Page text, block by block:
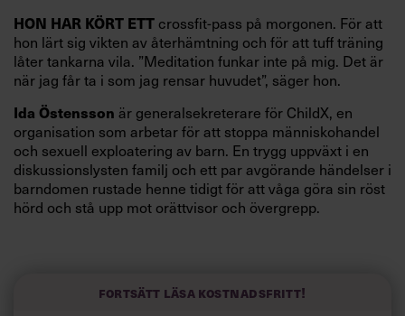
HON HAR KÖRT ETT crossfit-pass på morgonen. För att
hon lärt sig vikten av återhämtning och för att tuff träning
låter tankarna vila. ”Meditation funkar inte på mig. Det är
när jag får ta i som jag rensar huvudet”, säger hon.
Ida Östensson är generalsekreterare för ChildX, en
organisation som arbetar för att stoppa människohandel
och sexuell exploatering av barn. En trygg uppväxt i en
diskussionslysten familj och ett par avgörande händelser i
barndomen rustade henne tidigt för att våga göra sin röst
hörd och stå upp mot orättvisor och övergrepp.
”Jag ältar inte problem, jag löser dem”, säger hon.
Fortsätt läsa kostnadsfritt!